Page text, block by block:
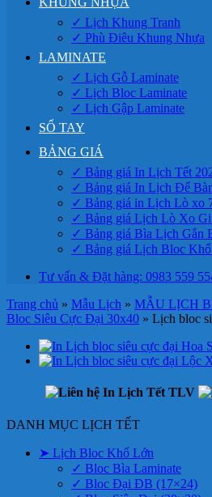
✓ Lịch Khung Tranh
✓ Phù Điêu Khung Nhựa
LAMINATE
✓ Lịch Gỗ Laminate
✓ Lịch Bloc Laminate
✓ Lịch Gập Laminate
SỔ TAY
BẢNG GIÁ
✓ Bảng giá In Lịch Tết
✓ Bảng giá In Lịch Để
✓ Bảng giá in Lịch Lò xo
✓ Bảng giá Lịch Lò Xo
✓ Bảng giá Bìa Lịch Gắn
✓ Bảng giá Lịch Bloc
Tư vấn & Đặt hàng: 0983 559
Trang chủ » Mẫu Lịch » MẪU LỊCH
Bloc Siêu Cực Đại 30x40 » Lịch bloc
DANH MỤC LỊCH TẾT
➤ Lịch Bloc Khổ Lớn
✓ Bloc Bìa Laminate
✓ Bloc Đại ĐB (17×24)